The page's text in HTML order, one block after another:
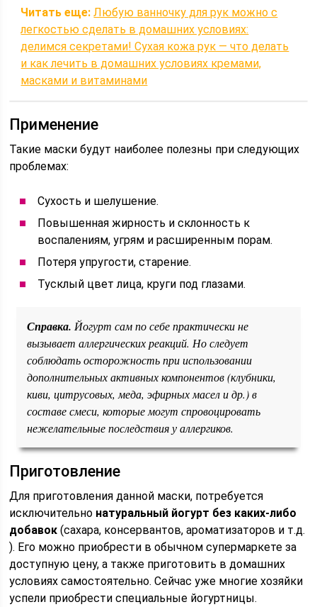
Читать еще: Любую ванночку для рук можно с
легкостью сделать в домашних условиях:
делимся секретами! Сухая кожа рук — что делать
и как лечить в домашних условиях кремами,
масками и витаминами
Применение
Такие маски будут наиболее полезны при следующих
проблемах:
Сухость и шелушение.
Повышенная жирность и склонность к
воспалениям, угрям и расширенным порам.
Потеря упругости, старение.
Тусклый цвет лица, круги под глазами.
Справка. Йогурт сам по себе практически не
вызывает аллергических реакций. Но следует
соблюдать осторожность при использовании
дополнительных активных компонентов (клубники,
киви, цитрусовых, меда, эфирных масел и др.) в
составе смеси, которые могут спровоцировать
нежелательные последствия у аллергиков.
Приготовление
Для приготовления данной маски, потребуется
исключительно натуральный йогурт без каких-либо
добавок (сахара, консервантов, ароматизаторов и т.д.
). Его можно приобрести в обычном супермаркете за
доступную цену, а также приготовить в домашних
условиях самостоятельно. Сейчас уже многие хозяйки
успели приобрести специальные йогуртницы.